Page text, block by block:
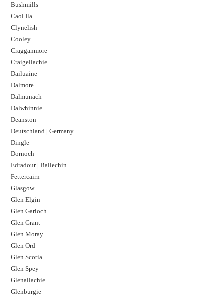
Bushmills
Caol Ila
Clynelish
Cooley
Cragganmore
Craigellachie
Dailuaine
Dalmore​
Dalmunach
Dalwhinnie
Deanston
Deutschland | Germany
Dingle
Dornoch
Edradour | Ballechin
Fettercairn
Glasgow
Glen Elgin
Glen Garioch
Glen Grant
Glen Moray
Glen Ord
Glen Scotia
Glen Spey
Glenallachie
Glenburgie